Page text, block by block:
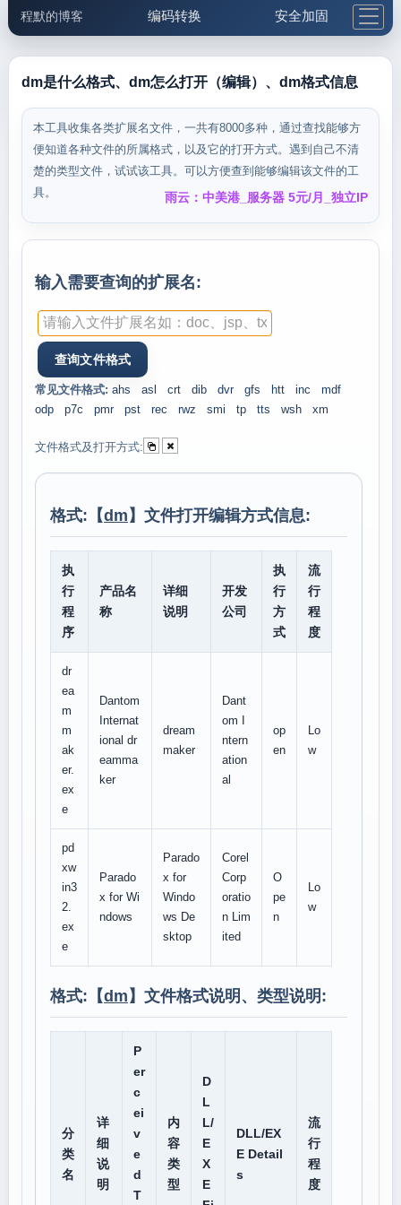
程默的博客 编码转换 安全加固
邮件工具 生活便民 更多工具
5.1支付宝大红包
dm是什么格式、dm怎么打开（编辑）、dm格式信息
本工具收集各类扩展名文件，一共有8000多种，通过查找能够方
便知道各种文件的所属格式，以及它的打开方式。遇到自己不清
楚的类型文件，试试该工具。可以方便查到能够编辑该文件的工
具。
雨云：中美港_服务器 5元/月_独立IP
输入需要查询的扩展名:
常见文件格式: ahs asl crt dib dvr gfs htt inc
mdf
odp
p7c pmr pst rec rwz smi tp tts wsh xm
文件格式及打开方式:
格式:【dm 】文件打开编辑方式信息:
执
行
程
序
产品名
称
详细
说明
开发
公司
执
行
方
式
流
行
程
度
dr
ea
m
m
ak
er.
ex
e
Dantom
Internat
ional dr
eamma
ker
dream
maker
Dant
om I
ntern
ation
al
op
en
Lo
w
pd
xw
in3
2.
ex
e
Parado
x for Wi
ndows
Parado
x for
Windo
ws De
sktop
Corel
Corp
oratio
n Lim
ited
O
pe
n
Lo
w
格式:【dm 】文件格式说明、类型说明:
分
类
名
详
细
说
明
P
er
c
ei
v
e
d
T
内
容
类
型
D
L
L/
E
X
E
DLL/EX
E Detail
s
流
行
程
度